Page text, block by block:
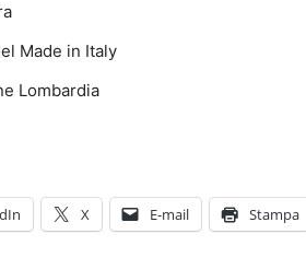
Made in Italy
Lombardia
X E-mail Stampa